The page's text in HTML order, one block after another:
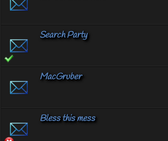
Search Party
MacGruber
Bless this mess